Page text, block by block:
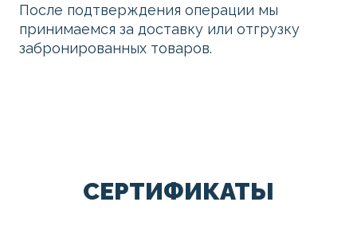
После подтверждения операции мы
принимаемся за доставку или отгрузку
забронированных товаров.
СЕРТИФИКАТЫ